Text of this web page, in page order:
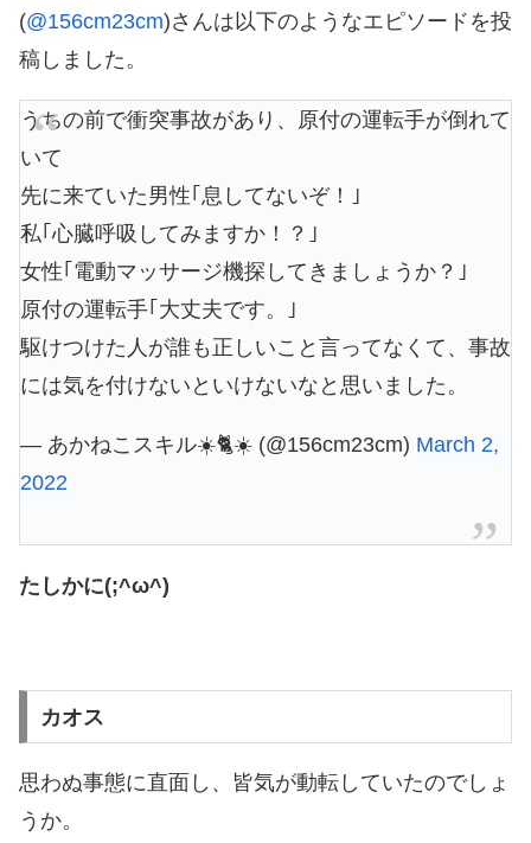
(@156cm23cm)さんは以下のようなエピソードを投
稿しました。
うちの前で衝突事故があり、原付の運転手が倒れて
いて
先に来ていた男性｢息してないぞ！｣
私｢心臓呼吸してみますか！？｣
女性｢電動マッサージ機探してきましょうか？｣
原付の運転手｢大丈夫です。｣
駆けつけた人が誰も正しいこと言ってなくて、事故
には気を付けないといけないなと思いました。
— あかねこスキル☀️🐈☀️ (@156cm23cm) March 2,
2022
たしかに(;^ω^)
カオス
思わぬ事態に直面し、皆気が動転していたのでしょ
うか。